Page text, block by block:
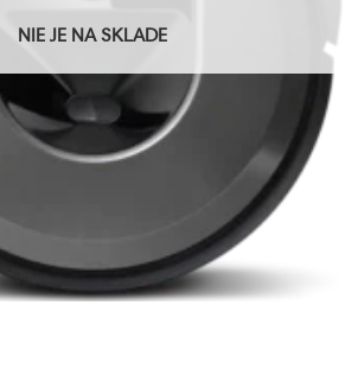
NIE JE NA SKLADE